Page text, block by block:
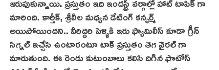
మారింది. కార్తీక్, శ్రీలీల‌ మధ్యన డేటింగ్ కన్ఫర్మ్
అయిపోయిందని.. వీరిద్దరి పెళ్ళికి ఇరు ఫ్యామిలీస్‌ కూడా గ్రీన్
సిగ్నల్ ఇచ్చేసి ఉంటారంటూ టాక్ ప్రస్తుతం తెగ వైరల్ గా
మారుతుంది. ఈ రెండు కుటుంబాలు కలిసి దిగిన ఫొటోస్